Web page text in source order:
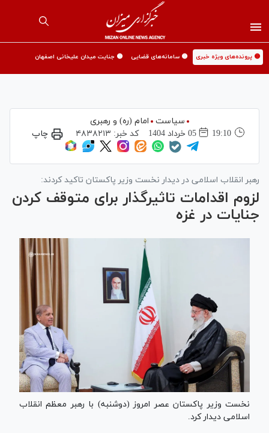
🟡 پرونده‌های ویژه خبری 🟡 سامانه‌های قضایی 🟡 جنایت میدان علیخانی اصفهان
سیاست
امام (ره) و رهبری
19:10
05 خرداد 1404 کد خبر: ۴۸۳۸۲۱۳ چاپ
رهبر انقلاب اسلامی در دیدار نخست وزیر پاکستان تاکید کردند:
لزوم اقدامات تاثیرگذار برای متوقف کردن
جنایات در غزه
نخست وزیر پاکستان عصر امروز (دوشنبه) با رهبر معظم انقلاب
اسلامی دیدار کرد.